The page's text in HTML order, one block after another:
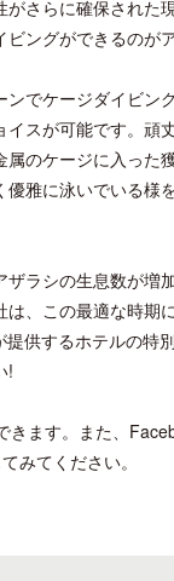
さらに確保された
ングができるのが
でケージダイビ
スが可能です。
のケージに入っ
雅に泳いでいる
ラシの生息数が
、この最適な時
供するホテルの
!
きます。また、
みてください。
50周年に合わせ「
ト ハイアット」の